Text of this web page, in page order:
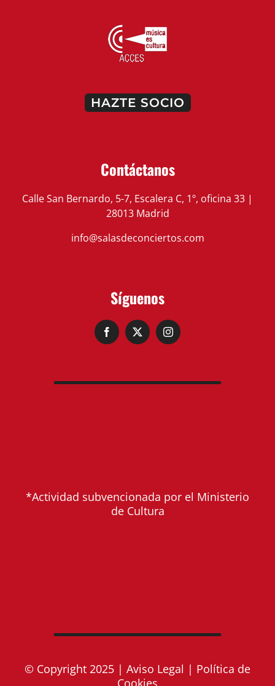
HAZTE SOCIO
Contáctanos
Calle San Bernardo, 5-7, Escalera C, 1º, oficina 33 |
28013 Madrid
info@salasdeconciertos.com
Síguenos
*Actividad subvencionada por el Ministerio
de Cultura
© Copyright 2025 | Aviso Legal | Política de